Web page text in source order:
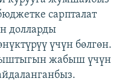
сарпталат
долларды
үчүн бөлгөн.
жабыш үчүн